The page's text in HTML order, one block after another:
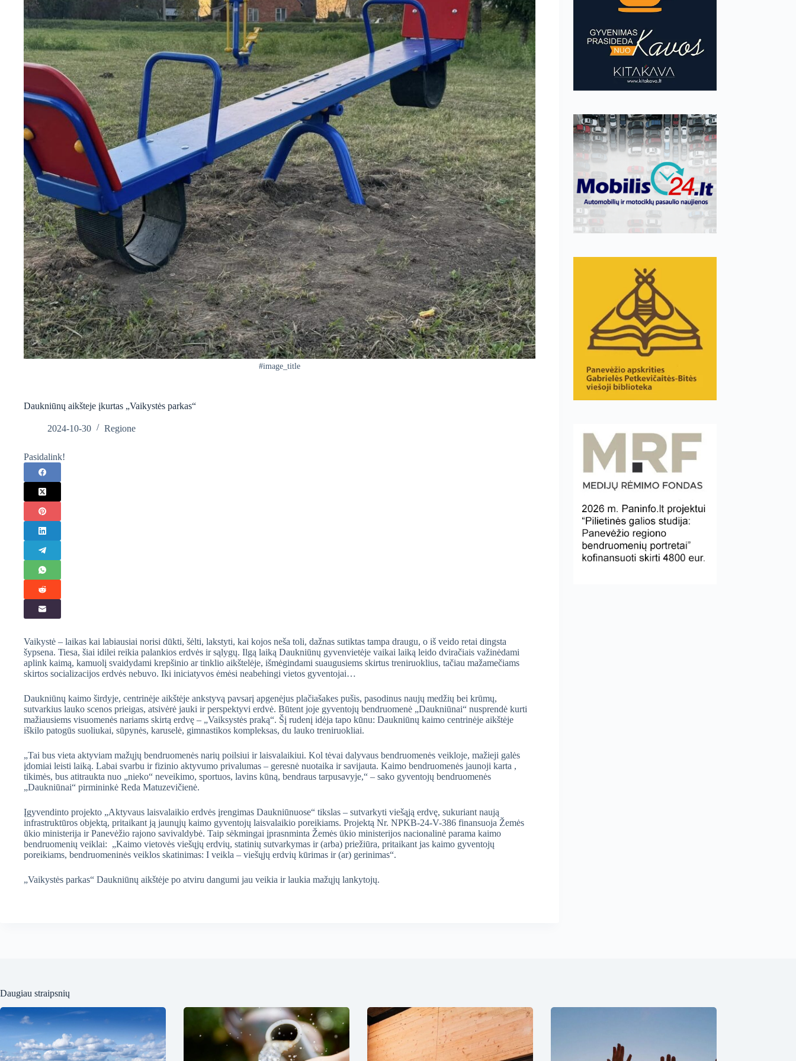
#image_title
Daukniūnų aikšteje įkurtas „Vaikystės parkas“
2024-10-30 Regione
Pasidalink!
Vaikystė – laikas kai labiausiai norisi dūkti, šėlti, lakstyti, kai kojos neša toli, dažnas sutiktas tampa draugu, o iš veido retai dingsta
šypsena. Tiesa, šiai idilei reikia palankios erdvės ir sąlygų. Ilgą laiką Daukniūnų gyvenvietėje vaikai laiką leido dviračiais važinėdami
aplink kaimą, kamuolį svaidydami krepšinio ar tinklio aikštelėje, išmėgindami suaugusiems skirtus treniruoklius, tačiau mažamečiams
skirtos socializacijos erdvės nebuvo. Iki iniciatyvos ėmėsi neabehingi vietos gyventojai…
Daukniūnų kaimo širdyje, centrinėje aikštėje ankstyvą pavsarį apgenėjus plačiašakes pušis, pasodinus naujų medžių bei krūmų,
sutvarkius lauko scenos prieigas, atsivėrė jauki ir perspektyvi erdvė. Būtent joje gyventojų bendruomenė „Daukniūnai“ nusprendė kurti
mažiausiems visuomenės nariams skirtą erdvę – „Vaiksystės praką“. Šį rudenį idėja tapo kūnu: Daukniūnų kaimo centrinėje aikštėje
iškilo patogūs suoliukai, sūpynės, karuselė, gimnastikos kompleksas, du lauko treniruokliai.
„Tai bus vieta aktyviam mažųjų bendruomenės narių poilsiui ir laisvalaikiui. Kol tėvai dalyvaus bendruomenės veikloje, mažieji galės
įdomiai leisti laiką. Labai svarbu ir fizinio aktyvumo privalumas – geresnė nuotaika ir savijauta. Kaimo bendruomenės jaunoji karta ,
tikimės, bus atitraukta nuo „nieko“ neveikimo, sportuos, lavins kūną, bendraus tarpusavyje,“ – sako gyventojų bendruomenės
„Daukniūnai“ pirmininkė Reda Matuzevičienė.
Įgyvendinto projekto „Aktyvaus laisvalaikio erdvės įrengimas Daukniūnuose“ tikslas – sutvarkyti viešąją erdvę, sukuriant naują
infrastruktūros objektą, pritaikant ją jaunųjų kaimo gyventojų laisvalaikio poreikiams. Projektą Nr. NPKB-24-V-386 finansuoja Žemės
ūkio ministerija ir Panevėžio rajono savivaldybė. Taip sėkmingai įprasnminta Žemės ūkio ministerijos nacionalinė parama kaimo
bendruomenių veiklai: „Kaimo vietovės viešųjų erdvių, statinių sutvarkymas ir (arba) priežiūra, pritaikant jas kaimo gyventojų
poreikiams, bendruomeninės veiklos skatinimas: I veikla – viešųjų erdvių kūrimas ir (ar) gerinimas“.
„Vaikystės parkas“ Daukniūnų aikštėje po atviru dangumi jau veikia ir laukia mažųjų lankytojų.
Daugiau straipsnių